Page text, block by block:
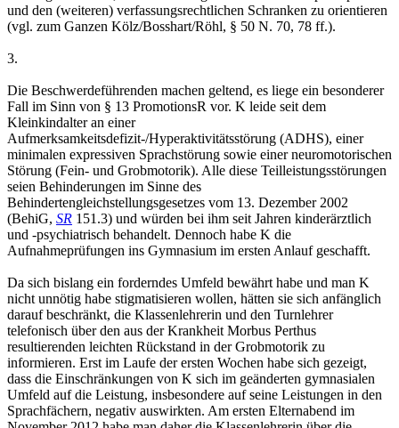
und den (weiteren) verfassungsrechtlichen Schranken zu orientieren
(vgl. zum Ganzen Kölz/Bosshart/Röhl, § 50 N. 70, 78 ff.).
3.
Die Beschwerdeführenden machen geltend, es liege ein besonderer
Fall im Sinn von § 13 PromotionsR vor. K leide seit dem
Kleinkindalter an einer
Aufmerksamkeitsdefizit-/Hyperaktivitätsstörung (ADHS), einer
minimalen expressiven Sprachstörung sowie einer neuromotorischen
Störung (Fein- und Grobmotorik). Alle diese Teilleistungsstörungen
seien Behinderungen im Sinne des
Behindertengleichstellungsgesetzes vom 13. Dezember 2002
(BehiG, SR 151.3) und würden bei ihm seit Jahren kinderärztlich
und -psychiatrisch behandelt. Dennoch habe K die
Aufnahmeprüfungen ins Gymnasium im ersten Anlauf geschafft.
Da sich bislang ein forderndes Umfeld bewährt habe und man K
nicht unnötig habe stigmatisieren wollen, hätten sie sich anfänglich
darauf beschränkt, die Klassenlehrerin und den Turnlehrer
telefonisch über den aus der Krankheit Morbus Perthus
resultierenden leichten Rückstand in der Grobmotorik zu
informieren. Erst im Laufe der ersten Wochen habe sich gezeigt,
dass die Einschränkungen von K sich im geänderten gymnasialen
Umfeld auf die Leistung, insbesondere auf seine Leistungen in den
Sprachfächern, negativ auswirkten. Am ersten Elternabend im